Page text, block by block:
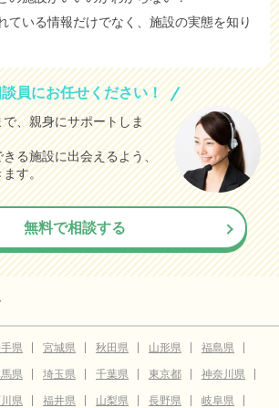
ている情報だけでなく、施設の実態を知り
員にお任せください！
、親身にサポートしま
る施設に出会えるよう、
ます。
無料で相談する
県 宮城県 秋田県 山形県
福島県
県 埼玉県 千葉県 東京都
神奈川県
県 福井県 山梨県 長野県
岐阜県